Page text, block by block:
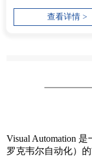
销售点、咖啡馆、工
查看详情 >
Visual Automation
罗克韦尔自动化）的